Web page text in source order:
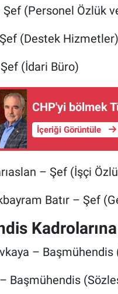
(Personel Özlük
(Destek Hizmetler)
(İdari Büro)
CHP'yi bölmek
İçeriği Görüntüle
– Şef (İşçi
Batır – Şef
–
Başmühendis